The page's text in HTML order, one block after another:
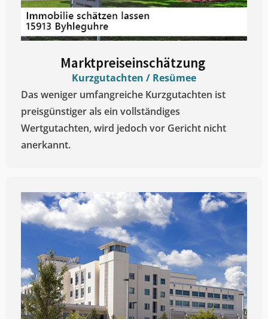
Marktpreiseinschätzung ​
Kurzgutachten / Resümee
Das weniger umfangreiche Kurzgutachten ist
preisgünstiger als ein vollständiges
Wertgutachten, wird jedoch vor Gericht nicht
anerkannt.